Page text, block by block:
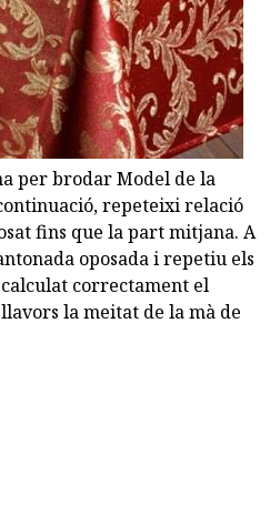
per brodar Model de la
repeteixi relació
fins que la part mitjana. A
oposada i repetiu els
calculat correctament el
la meitat de la mà de